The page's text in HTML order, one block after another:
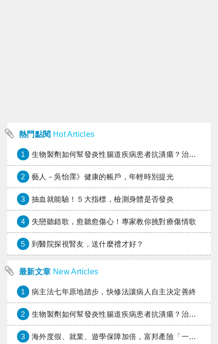
熱門點閱 Hot Articles
1 生物製劑如何幫發炎性腸道疾病患者抗潰瘍？治療進展與健保給付困境一次看
2 藝人－吳怡霈》健康的帳戶，年輕時別提光
3 抽血就能驗！５大指標，檢測身體是否發炎
4 失戀聽錯歌，愈聽愈傷心！專家教你挑對療傷情歌
5 到醫院探視腎友，送什麼禮才好？
最新文章 New Articles
1 病主法七年原地踏步，快修法讓病人自主決定善終
2 生物製劑如何幫發炎性腸道疾病患者抗潰瘍？治療進展與健保給付困境一次看
3 海外度假、就業、遊學保障加倍，富邦產險「一期逐夢」專案加碼遠距醫療與緊急救援